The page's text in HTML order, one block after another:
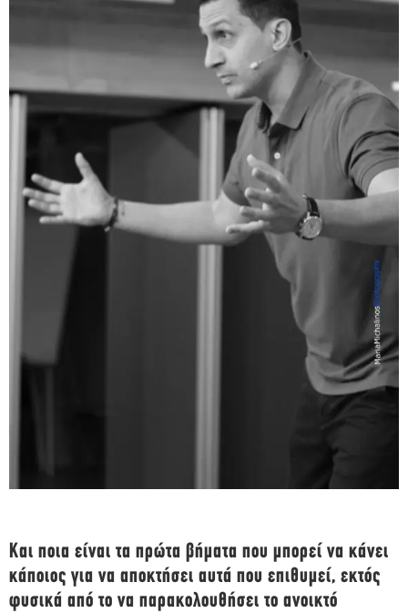
Και ποια είναι τα πρώτα βήματα που μπορεί να κάνει
κάποιος για να αποκτήσει αυτά που επιθυμεί, εκτός
φυσικά από το να παρακολουθήσει το ανοικτό